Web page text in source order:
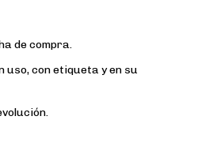
de compra.
uso, con etiqueta y en su